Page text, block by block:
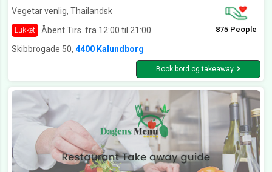
Vegetar venlig, Thailandsk
Lukket Åbent Tirs. fra 12:00 til 21:00 875 People
Skibbrogade 50, 4400 Kalundborg
Book bord og takeaway